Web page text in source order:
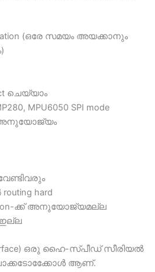
(ഒരേ സമയം അയക്കാനും
ചെയ്യാം
MPU6050 SPI mode
അനുയോജ്യം
hard
ക്ക് അനുയോജ്യമല്ല
ഇല്ല
ഒരു ഹൈ-സ്പീഡ് സീരിയൽ
ആണ്.